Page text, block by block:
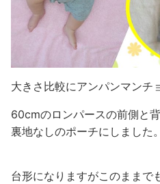
大きさ比較にアンパンマンチ
60cmのロンパースの前側と
裏地なしのポーチにしました。
台形になりますがこのままで